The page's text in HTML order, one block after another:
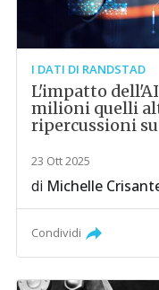
I DATI DI RANDSTAD
L'impatto
milioni quelli
ripercussioni
23 Ott 2025
di Michelle
Condividi